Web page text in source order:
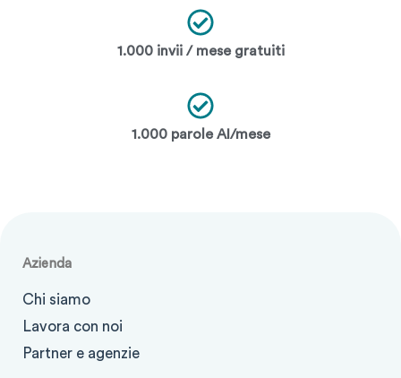
1.000 invii / mese gratuiti
1.000 parole AI/mese
Azienda
Chi siamo
Lavora con noi
Partner e agenzie